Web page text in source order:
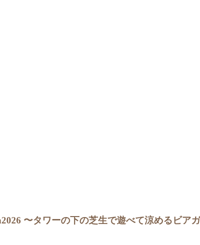
〜タワーの下の芝生で遊べて涼めるビア